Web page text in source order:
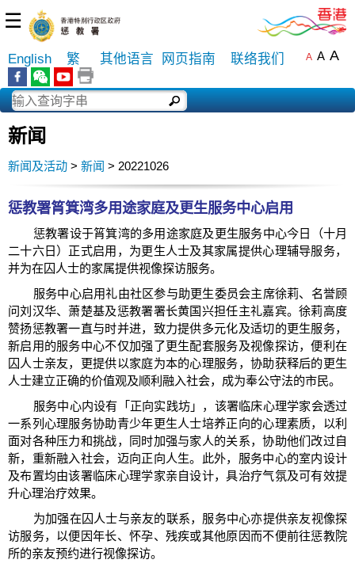
☰
English 繁 其他语言 网页指南 联络我们 A A A
新闻
新闻及活动 > 新闻 > 20221026
惩教署筲箕湾多用途家庭及更生服务中心启用
惩教署设于筲箕湾的多用途家庭及更生服务中心今日（十月
二十六日）正式启用，为更生人士及其家属提供心理辅导服务，
并为在囚人士的家属提供视像探访服务。
服务中心启用礼由社区参与助更生委员会主席徐莉、名誉顾
问刘汉华、萧楚基及惩教署署长黄国兴担任主礼嘉宾。徐莉高度
赞扬惩教署一直与时并进，致力提供多元化及适切的更生服务，
新启用的服务中心不仅加强了更生配套服务及视像探访，便利在
囚人士亲友，更提供以家庭为本的心理服务，协助获释后的更生
人士建立正确的价值观及顺利融入社会，成为奉公守法的市民。
服务中心内设有「正向实践坊」，该署临床心理学家会透过
一系列心理服务协助青少年更生人士培养正向的心理素质，以利
面对各种压力和挑战，同时加强与家人的关系，协助他们改过自
新，重新融入社会，迈向正向人生。此外，服务中心的室内设计
及布置均由该署临床心理学家亲自设计，具治疗气氛及可有效提
升心理治疗效果。
为加强在囚人士与亲友的联系，服务中心亦提供亲友视像探
访服务，以便因年长、怀孕、残疾或其他原因而不便前往惩教院
所的亲友预约进行视像探访。